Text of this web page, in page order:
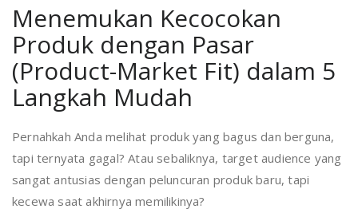
Menemukan Kecocokan
Produk dengan Pasar
(Product-Market Fit) dalam 5
Langkah Mudah
Pernahkah Anda melihat produk yang bagus dan berguna,
tapi ternyata gagal? Atau sebaliknya, target audience yang
sangat antusias dengan peluncuran produk baru, tapi
kecewa saat akhirnya memilikinya?